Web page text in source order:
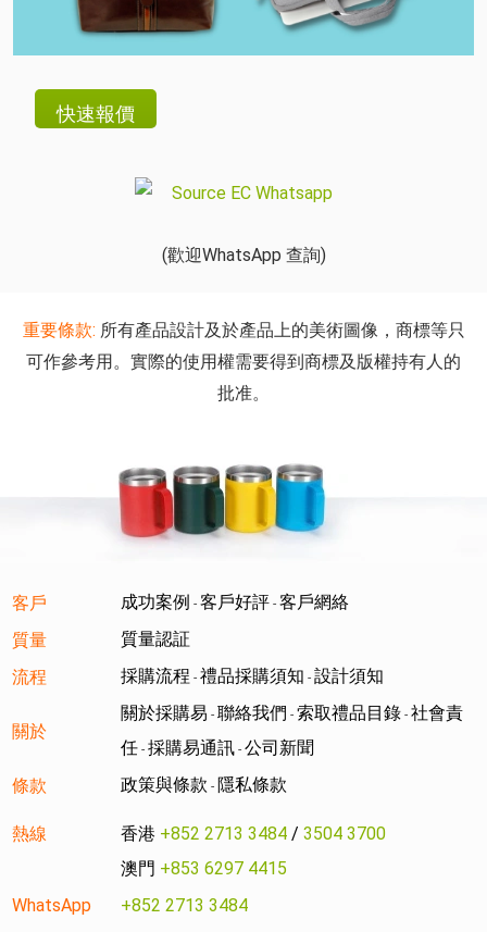
(歡迎WhatsApp 查詢)
重要條款: 所有產品設計及於產品上的美術圖像，商標等只
可作參考用。實際的使用權需要得到商標及版權持有人的
批准。
客戶 成功案例 - 客戶好評 - 客戶網絡
質量
質量認証
流程
採購流程 - 禮品採購須知 - 設計須知
關於
關於採購易 - 聯絡我們 - 索取禮品目錄 - 社會責
任 - 採購易通訊 - 公司新聞
條款
政策與條款 - 隱私條款
熱線 香港 +852 2713 3484 / 3504 3700
澳門 +853 6297 4415
WhatsApp
+852 2713 3484